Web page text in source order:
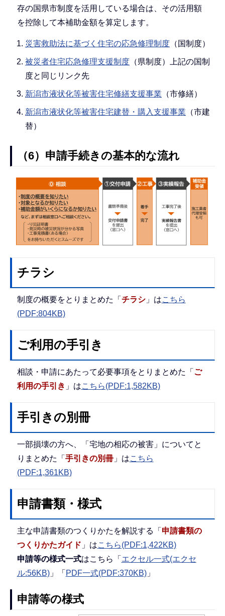
存の国県市制度を活用している場合は、その活用額
を控除して本補助金額を算定します。
災害救助法に基づく住宅の応急修理制度 （国制度）
被災者住宅応急修理支援制度 （県制度）上記の国制
度と同じリンク先
新潟市液状化等被害住宅修繕支援事業 （市修繕）
新潟市液状化等被害住宅建替・購入支援事業 （市建
替）
（6）申請手続きの基本的な流れ
チラシ
制度の概要をとりまとめた「 チラシ」はこちら
(PDF:804KB)
ご利用の手引き
相談・申請にあたって必要事項をとりまとめた「 ご
利用の手引き 」はこちら(PDF:1,582KB)
手引きの別冊
一部損壊の方へ、「宅地の相応の被害」についてと
りまとめた「 手引きの別冊」はこちら
(PDF:1,361KB)
申請書類・様式
主な申請書類のつくりかたを解説する「 申請書類の
つくりかたガイド 」はこちら(PDF:1,422KB)
申請等の様式一式はこちら「 エクセル一式(エクセ
ル:56KB)」「 PDF一式(PDF:370KB)」
申請等の様式